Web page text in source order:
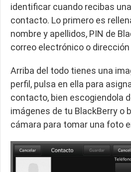
identificar cuando recibas
contacto. Lo primero es
nombre y apellidos, PIN de
correo electrónico o
Arriba del todo tienes una
perfil, pulsa en ella para
contacto, bien escogiendola
imágenes de tu BlackBerry o
cámara para tomar una foto